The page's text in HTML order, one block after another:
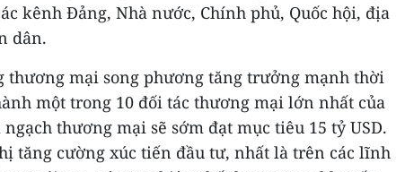
kênh Đảng, Nhà nước, Chính phủ, Quốc hội, địa
dân.
thương mại song phương tăng trưởng mạnh thời
một trong 10 đối tác thương mại lớn nhất của
thương mại sẽ sớm đạt mục tiêu 15 tỷ USD.
tăng cường xúc tiến đầu tư, nhất là trên các lĩnh